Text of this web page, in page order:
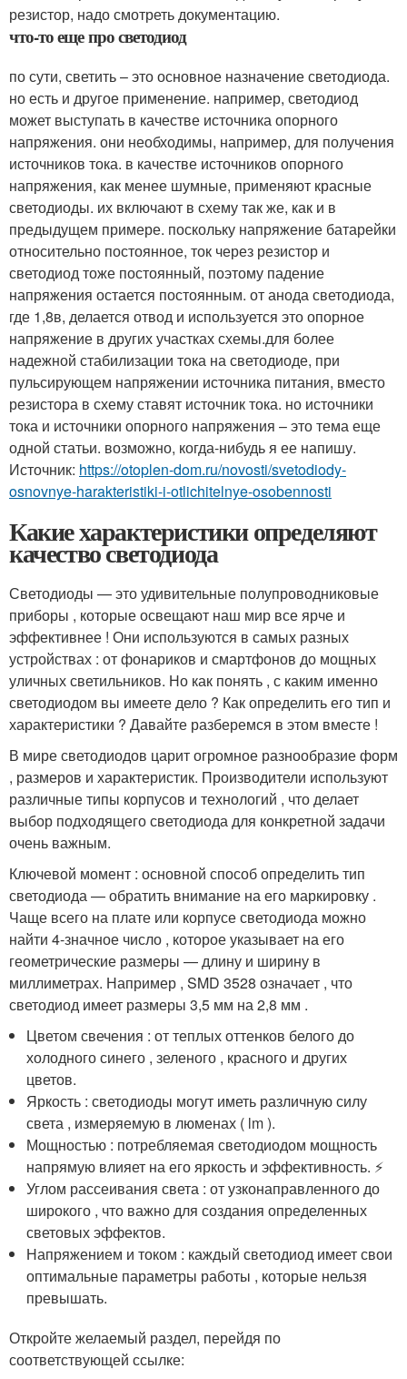
резистор, надо смотреть документацию.
что-то еще про светодиод
по сути, светить – это основное назначение светодиода.
но есть и другое применение. например, светодиод
может выступать в качестве источника опорного
напряжения. они необходимы, например, для получения
источников тока. в качестве источников опорного
напряжения, как менее шумные, применяют красные
светодиоды. их включают в схему так же, как и в
предыдущем примере. поскольку напряжение батарейки
относительно постоянное, ток через резистор и
светодиод тоже постоянный, поэтому падение
напряжения остается постоянным. от анода светодиода,
где 1,8в, делается отвод и используется это опорное
напряжение в других участках схемы.для более
надежной стабилизации тока на светодиоде, при
пульсирующем напряжении источника питания, вместо
резистора в схему ставят источник тока. но источники
тока и источники опорного напряжения – это тема еще
одной статьи. возможно, когда-нибудь я ее напишу.
Источник: https://otoplen-dom.ru/novosti/svetodiody-
osnovnye-harakteristiki-i-otlichitelnye-osobennosti
Какие характеристики определяют
качество светодиода
Светодиоды — это удивительные полупроводниковые
приборы , которые освещают наш мир все ярче и
эффективнее ! Они используются в самых разных
устройствах : от фонариков и смартфонов до мощных
уличных светильников. Но как понять , с каким именно
светодиодом вы имеете дело ? Как определить его тип и
характеристики ? Давайте разберемся в этом вместе !
В мире светодиодов царит огромное разнообразие форм
, размеров и характеристик. Производители используют
различные типы корпусов и технологий , что делает
выбор подходящего светодиода для конкретной задачи
очень важным.
Ключевой момент : основной способ определить тип
светодиода — обратить внимание на его маркировку .
Чаще всего на плате или корпусе светодиода можно
найти 4-значное число , которое указывает на его
геометрические размеры — длину и ширину в
миллиметрах. Например , SMD 3528 означает , что
светодиод имеет размеры 3,5 мм на 2,8 мм .
Цветом свечения : от теплых оттенков белого до
холодного синего , зеленого , красного и других
цветов.
Яркость : светодиоды могут иметь различную силу
света , измеряемую в люменах ( lm ).
Мощностью : потребляемая светодиодом мощность
напрямую влияет на его яркость и эффективность. ⚡
Углом рассеивания света : от узконаправленного до
широкого , что важно для создания определенных
световых эффектов.
Напряжением и током : каждый светодиод имеет свои
оптимальные параметры работы , которые нельзя
превышать.
Откройте желаемый раздел, перейдя по
соответствующей ссылке: